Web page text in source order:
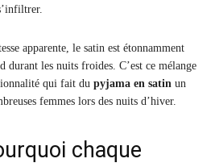
apparente, le satin est étonnamment
durant les nuits froides. C’est ce mélange
qui fait du pyjama en satin un
femmes lors des nuits d’hiver.
chaque